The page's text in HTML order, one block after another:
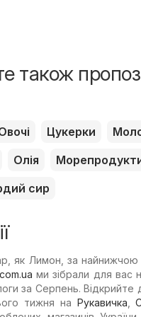
також
Цукерки
Олія
сир
як Лимон, за
ми зібрали для вас
за Серпень. Відкрийте
тижня на Рукавичка ,